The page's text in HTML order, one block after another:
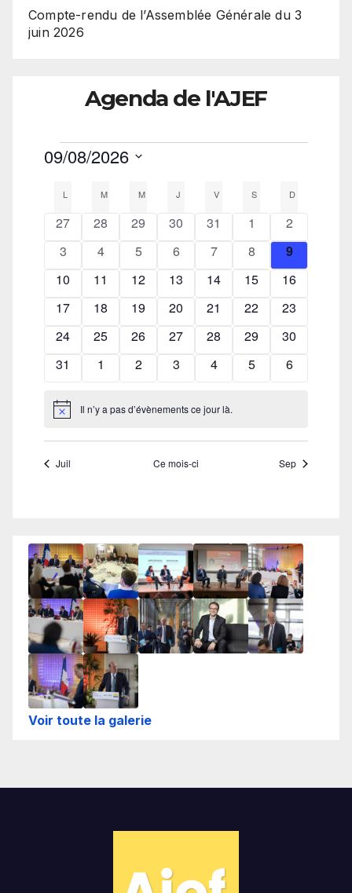
Compte-rendu de l’Assemblée Générale du 3
juin 2026
Agenda de l'AJEF
Voir toute la galerie